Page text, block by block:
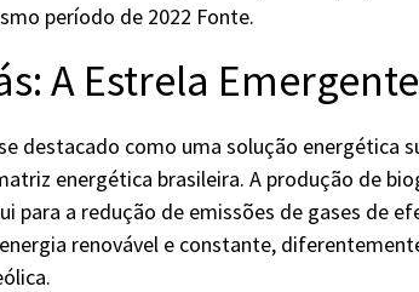
período de 2022 Fonte.
A Estrela Emergente
destacado como uma solução energética
energética brasileira. A produção de
para a redução de emissões de gases de
renovável e constante,